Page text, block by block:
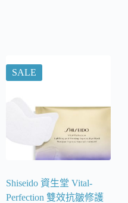
SALE
Shiseido 資生堂 Vital-
Perfection 雙效抗皺修護